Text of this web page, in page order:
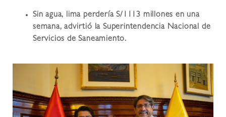
Sin agua, lima perdería S/1113 millones en una
semana, advirtió la Superintendencia Nacional de
Servicios de Saneamiento.